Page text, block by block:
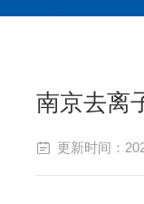
南京去离
更新时间：